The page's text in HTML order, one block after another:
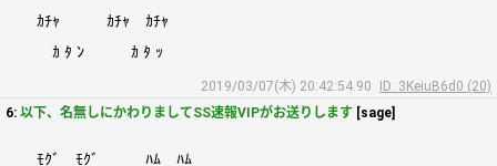
ｶﾁｬ ｶﾁｬ ｶﾁｬ
ｶ ﾀ ﾝ ｶ ﾀ ｯ
2019/03/07(木) 20:42:54.90
ID: 3KeiuB6d0 (20)
6: 以下、名無しにかわりましてSS速報VIPがお送りします [sage]
ﾓｸﾞ ﾓｸﾞ ﾊﾑ ﾊﾑ